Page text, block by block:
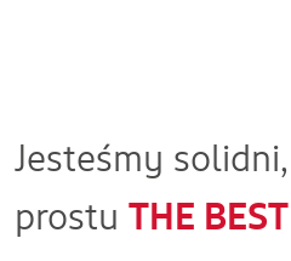
Jesteśmy
prostu THE BEST